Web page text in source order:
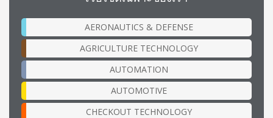
AERONAUTICS & DEFENSE
AGRICULTURE TECHNOLOGY
AUTOMATION
AUTOMOTIVE
CHECKOUT TECHNOLOGY